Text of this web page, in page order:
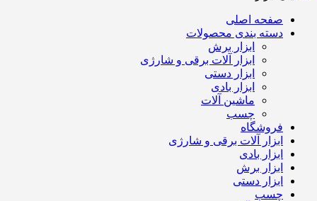
صفحه اصلی
دسته بندی محصولات
ابزار برش
ابزار آلات برقی و شارژی
ابزار دستی
ابزار بادی
ماشین آلات
چسب
فروشگاه
ابزار آلات برقی و شارژی
ابزار بادی
ابزار برش
ابزار دستی
چسب